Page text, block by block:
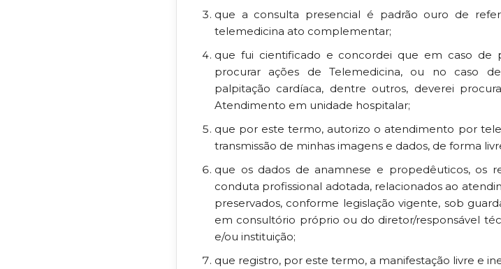
que a consulta presencial é padrão ouro de
telemedicina ato complementar;
que fui cientificado e concordei que em caso de
procurar ações de Telemedicina, ou no caso
palpitação cardíaca, dentre outros, deverei
Atendimento em unidade hospitalar;
que por este termo, autorizo o atendimento por
transmissão de minhas imagens e dados, de forma
que os dados de anamnese e propedêuticos, os
conduta profissional adotada, relacionados ao
preservados, conforme legislação vigente, sob
em consultório próprio ou do diretor/responsável
e/ou instituição;
que registro, por este termo, a manifestação livre e